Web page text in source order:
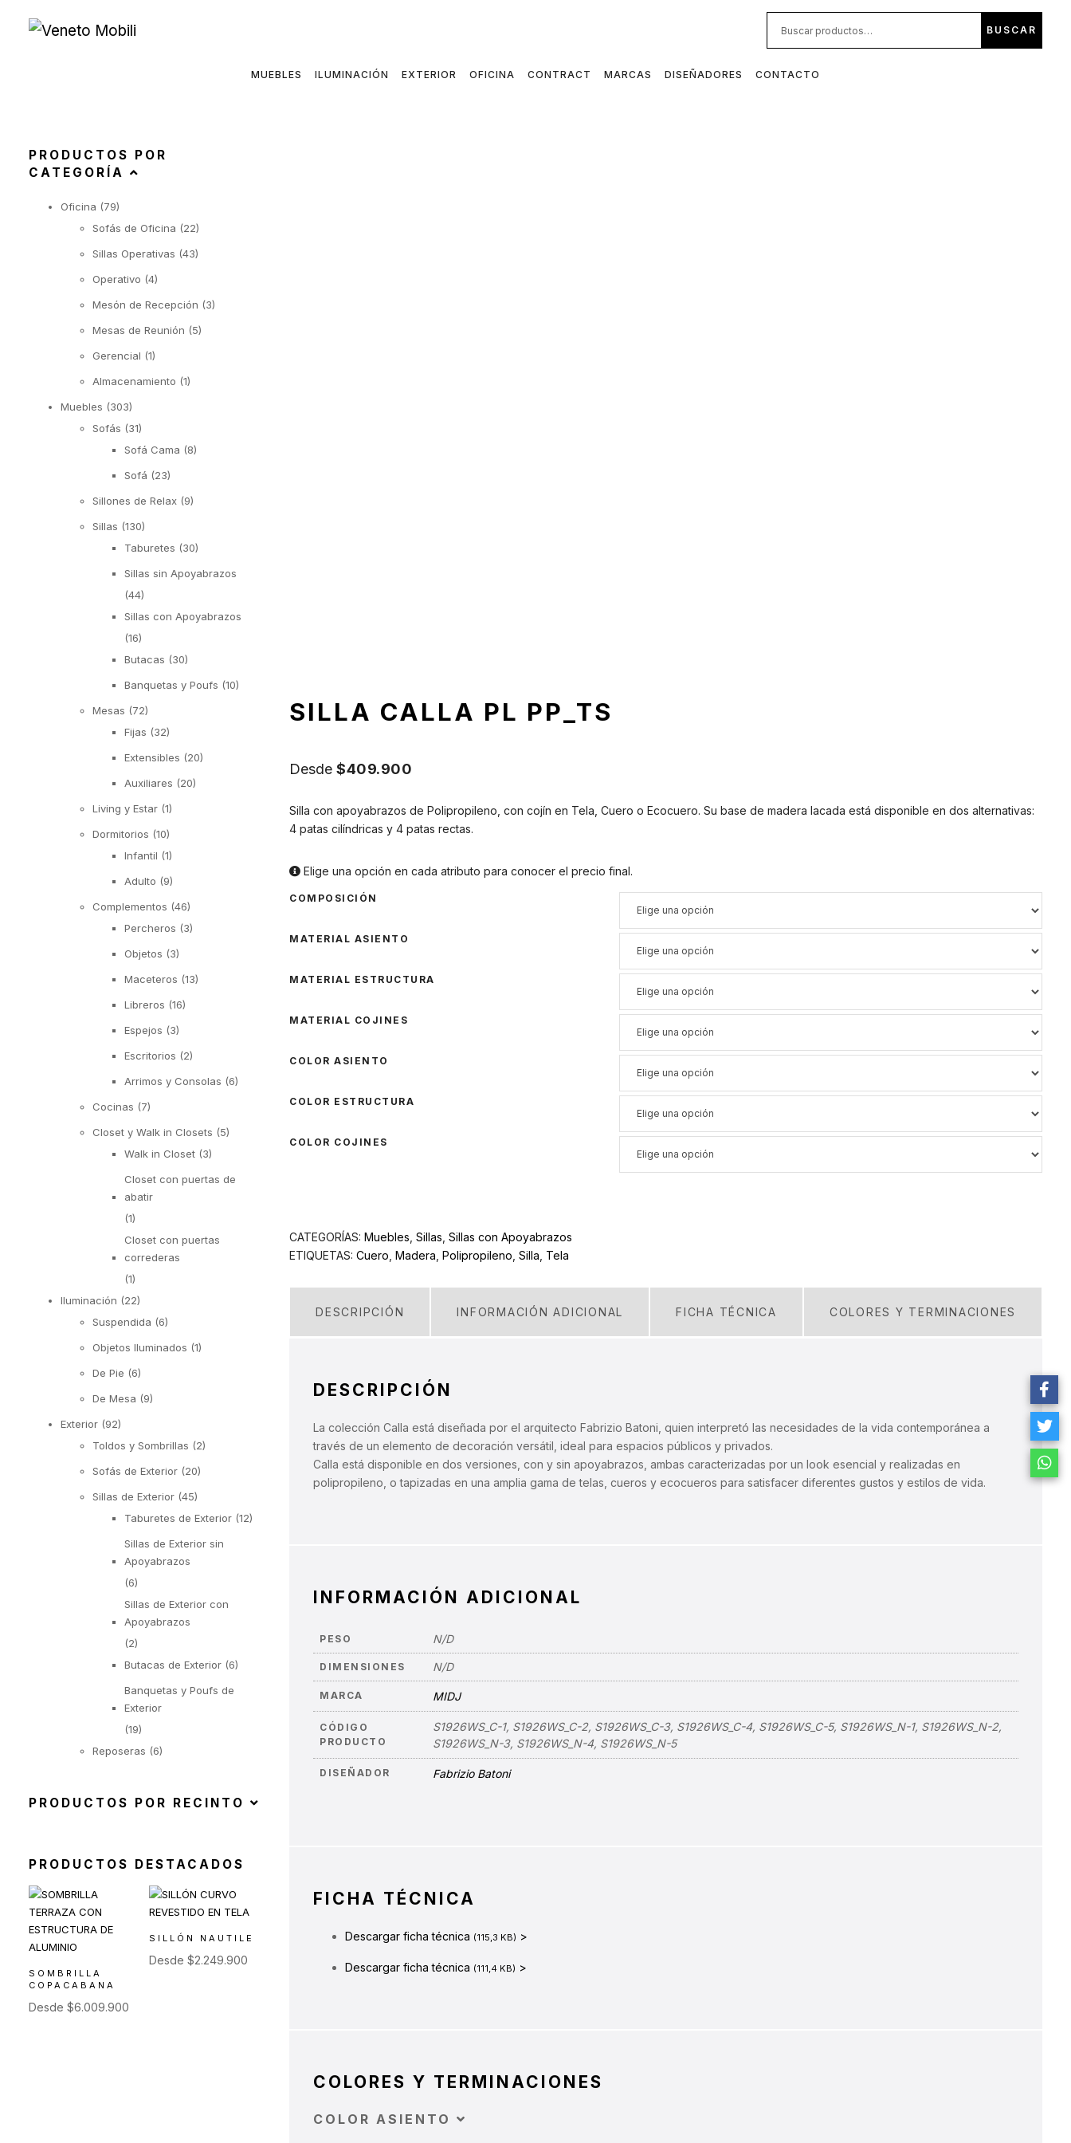
BUSCAR
MUEBLES ILUMINACIÓN EXTERIOR OFICINA CONTRACT MARCAS DISEÑADORES CONTACTO
SILLA CALLA PL PP_TS
Desde $409.900
Silla con apoyabrazos de Polipropileno, con cojín en Tela, Cuero o Ecocuero. Su base de madera lacada está disponible en dos alternativas:
4 patas cilíndricas y 4 patas rectas.
Elige una opción en cada atributo para conocer el precio final.
COMPOSICIÓN
MATERIAL ASIENTO
MATERIAL ESTRUCTURA
MATERIAL COJINES
COLOR ASIENTO
COLOR ESTRUCTURA
COLOR COJINES
CATEGORÍAS: Muebles Sillas Sillas con Apoyabrazos
ETIQUETAS: Cuero Madera Polipropileno Silla Tela
DESCRIPCIÓN INFORMACIÓN ADICIONAL FICHA TÉCNICA COLORES Y TERMINACIONES
DESCRIPCIÓN
La colección Calla está diseñada por el arquitecto Fabrizio Batoni, quien interpretó las necesidades de la vida contemporánea a
través de un elemento de decoración versátil, ideal para espacios públicos y privados.
Calla está disponible en dos versiones, con y sin apoyabrazos, ambas caracterizadas por un look esencial y realizadas en
polipropileno, o tapizadas en una amplia gama de telas, cueros y ecocueros para satisfacer diferentes gustos y estilos de vida.
INFORMACIÓN ADICIONAL
PESO N/D
DIMENSIONES N/D
MARCA MIDJ
CÓDIGO
PRODUCTO
S1926WS_C-1, S1926WS_C-2, S1926WS_C-3, S1926WS_C-4, S1926WS_C-5, S1926WS_N-1, S1926WS_N-2,
S1926WS_N-3, S1926WS_N-4, S1926WS_N-5
DISEÑADOR Fabrizio Batoni
FICHA TÉCNICA
Descargar ficha técnica (115,3 KB) >
Descargar ficha técnica (111,4 KB) >
COLORES Y TERMINACIONES
COLOR ASIENTO
PRODUCTOS POR
CATEGORÍA
Oficina (79)
Sofás de Oficina (22)
Sillas Operativas (43)
Operativo (4)
Mesón de Recepción (3)
Mesas de Reunión (5)
Gerencial (1)
Almacenamiento (1)
Muebles (303)
Sofás (31)
Sofá Cama (8)
Sofá (23)
Sillones de Relax (9)
Sillas (130)
Taburetes (30)
Sillas sin Apoyabrazos
(44)
Sillas con Apoyabrazos
(16)
Butacas (30)
Banquetas y Poufs (10)
Mesas (72)
Fijas (32)
Extensibles (20)
Auxiliares (20)
Living y Estar (1)
Dormitorios (10)
Infantil (1)
Adulto (9)
Complementos (46)
Percheros (3)
Objetos (3)
Maceteros (13)
Libreros (16)
Espejos (3)
Escritorios (2)
Arrimos y Consolas (6)
Cocinas (7)
Closet y Walk in Closets (5)
Walk in Closet (3)
Closet con puertas de
abatir
(1)
Closet con puertas
correderas
(1)
Iluminación (22)
Suspendida (6)
Objetos Iluminados (1)
De Pie (6)
De Mesa (9)
Exterior (92)
Toldos y Sombrillas (2)
Sofás de Exterior (20)
Sillas de Exterior (45)
Taburetes de Exterior (12)
Sillas de Exterior sin
Apoyabrazos
(6)
Sillas de Exterior con
Apoyabrazos
(2)
Butacas de Exterior (6)
Banquetas y Poufs de
Exterior
(19)
Reposeras (6)
Mesas Auxiliares (12)
Sofás de Espera (9)
Sillas de Espera(14)
PRODUCTOS POR RECINTO
PRODUCTOS DESTACADOS
SOMBRILLA
COPACABANA
Desde $6.009.900
SILLÓN NAUTILE
Desde $2.249.900